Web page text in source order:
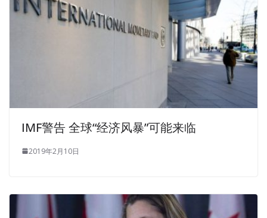
IMF警告 全球“经济风暴”可能来临
2019年2月10日